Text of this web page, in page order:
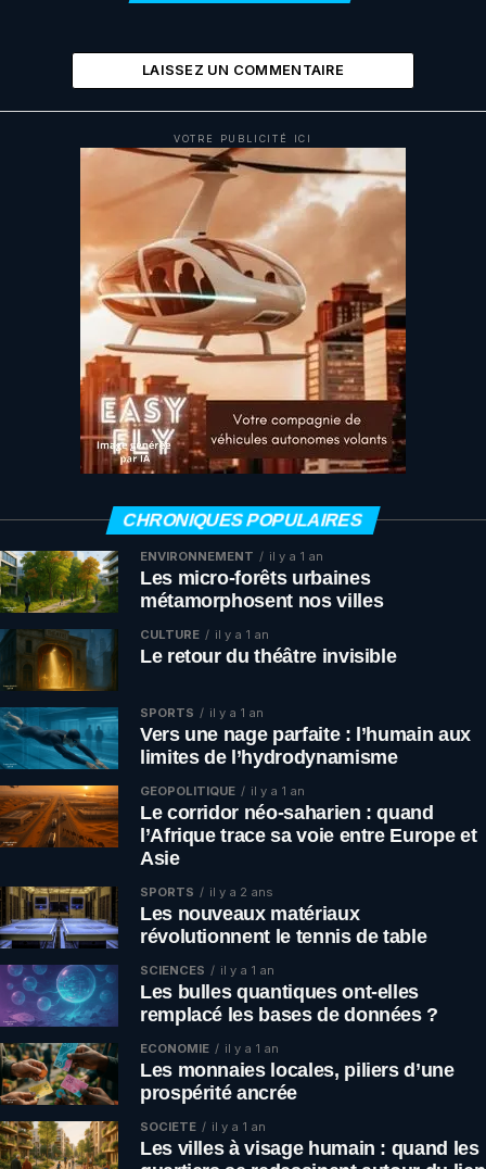
LAISSEZ UN COMMENTAIRE
VOTRE PUBLICITÉ ICI
CHRONIQUES POPULAIRES
ENVIRONNEMENT il y a 1 an
Les micro-forêts urbaines
métamorphosent nos villes
CULTURE il y a 1 an
Le retour du théâtre invisible
SPORTS il y a 1 an
Vers une nage parfaite : l’humain aux
limites de l’hydrodynamisme
GÉOPOLITIQUE il y a 1 an
Le corridor néo-saharien : quand
l’Afrique trace sa voie entre Europe et
Asie
SPORTS il y a 2 ans
Les nouveaux matériaux
révolutionnent le tennis de table
SCIENCES il y a 1 an
Les bulles quantiques ont-elles
remplacé les bases de données ?
ÉCONOMIE il y a 1 an
Les monnaies locales, piliers d’une
prospérité ancrée
SOCIÉTÉ il y a 1 an
Les villes à visage humain : quand les